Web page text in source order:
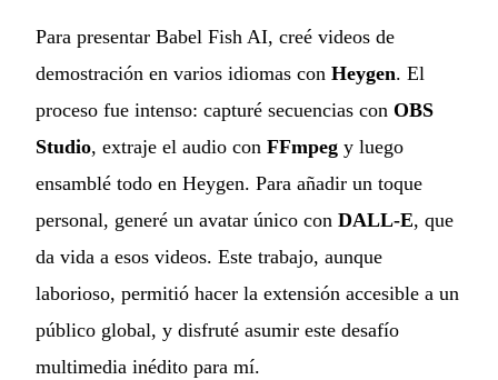
Para presentar Babel Fish AI, creé videos de
demostración en varios idiomas con Heygen. El
proceso fue intenso: capturé secuencias con OBS
Studio, extraje el audio con FFmpeg y luego
ensamblé todo en Heygen. Para añadir un toque
personal, generé un avatar único con DALL-E, que
da vida a esos videos. Este trabajo, aunque
laborioso, permitió hacer la extensión accesible a un
público global, y disfruté asumir este desafío
multimedia inédito para mí.